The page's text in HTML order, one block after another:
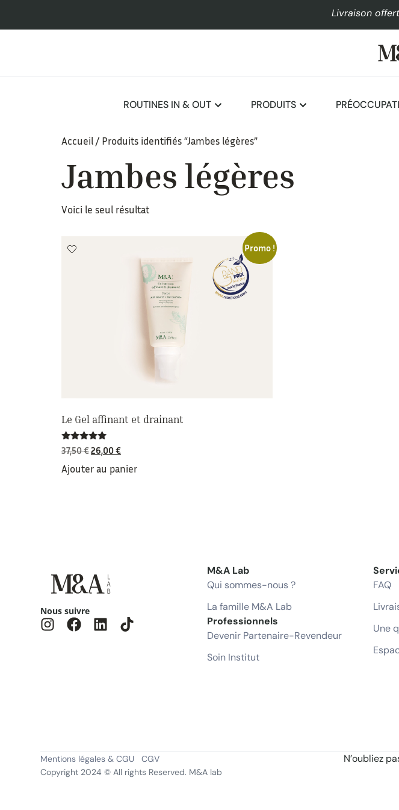
Livraison
ROUTINES IN & OUT PRODUITS
Accueil/ Produits identifiés “Jambes légères”
Jambes légères
Voici le seul résultat
Promo !
Le Gel affinant et drainant
Note
4.91
sur 5
37,50€26,00€
Ajouter au panier
Nous suivre
M&A Lab
Qui sommes-nous ?
La famille M&A Lab
Professionnels
Devenir Partenaire-Revendeur
Soin Institut
FAQ
Une
Mentions légales & CGU
CGV
Copyright 2024 © All rights Reserved. M&A lab
N’oubliez